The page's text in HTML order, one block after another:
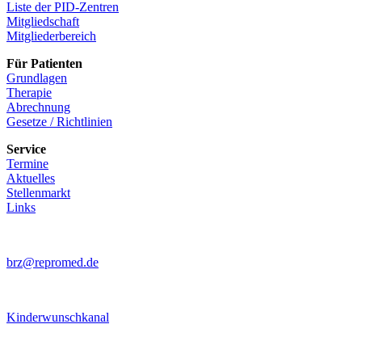
Liste der PID-Zentren
Mitgliedschaft
Mitgliederbereich
Für Patienten
Grundlagen
Therapie
Abrechnung
Gesetze / Richtlinien
Service
Termine
Aktuelles
Stellenmarkt
Links
brz@repromed.de
Kinderwunschkanal